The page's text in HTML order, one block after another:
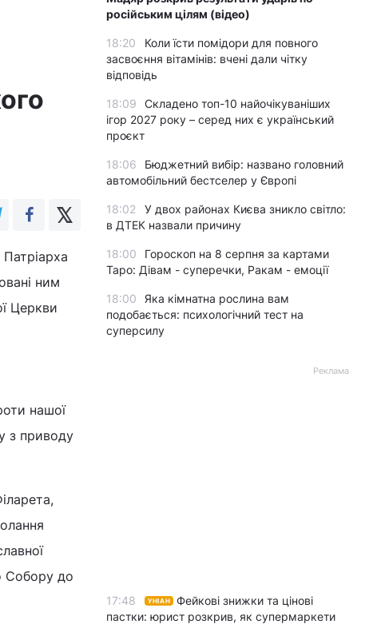
ним
Церкви
нашої
з приводу
Собору до
російським цілям (відео)
18:20
Коли їсти помідори для повного
засвоєння вітамінів: вчені дали чітку
відповідь
18:09
Складено топ-10 найочікуваніших
ігор 2027 року – серед них є український
проєкт
18:06
Бюджетний вибір: названо головний
автомобільний бестселер у Європі
18:02
У двох районах Києва зникло світло:
в ДТЕК назвали причину
18:00
Гороскоп на 8 серпня за картами
Таро: Дівам - суперечки, Ракам - емоції
18:00
Яка кімнатна рослина вам
подобається: психологічний тест на
суперсилу
Реклама
17:48 УНІАН
Фейкові знижки та цінові
пастки: юрист розкрив, як супермаркети